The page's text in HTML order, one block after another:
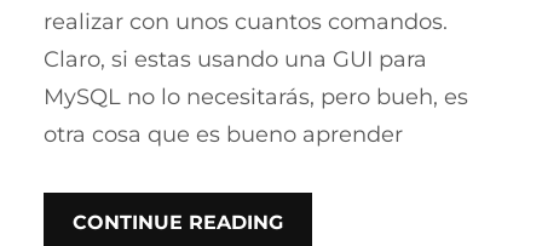
realizar con unos cuantos comandos.
Claro, si estas usando una GUI para
MySQL no lo necesitarás, pero bueh, es
otra cosa que es bueno aprender
CONTINUE READING